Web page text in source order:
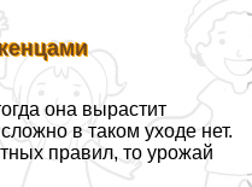
она вырастит
в таком уходе нет.
правил, то урожай